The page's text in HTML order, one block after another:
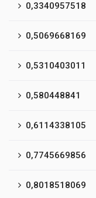
0,3340957518
0,5069668169
0,5310403011
0,580448841
0,6114338105
0,7745669856
0,8018518069